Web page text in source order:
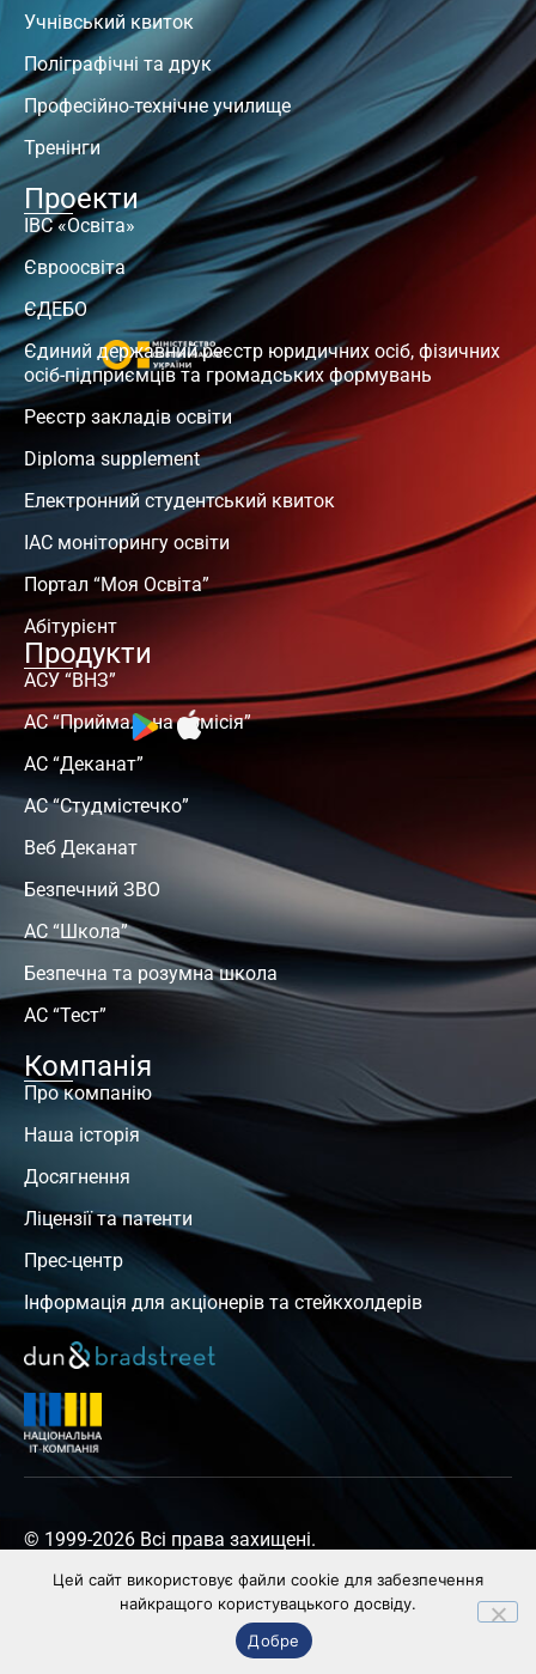
Учнівський квиток
Поліграфічні та друк
Професійно-технічне училище
Тренінги
Проекти
ІВС «Освіта»
Євроосвіта
ЄДЕБО
Єдиний державний реєстр юридичних осіб, фізичних
осіб-підприємців та громадських формувань
Реєстр закладів освіти
Diploma supplement
Електронний студентський квиток
ІАС моніторингу освіти
Портал “Моя Освіта”
Абітурієнт
Продукти
АСУ “ВНЗ”
АС “Приймальна комісія”
АС “Деканат”
АС “Студмістечко”
Веб Деканат
Безпечний ЗВО
АС “Школа”
Безпечна та розумна школа
АС “Тест”
Компанія
Про компанію
Наша історія
Досягнення
Ліцензії та патенти
Прес-центр
Інформація для акціонерів та стейкхолдерів
© 1999-2026 Всі права захищені.
Політика конфіденційності
Цей сайт використовує файли cookie для забезпечення
найкращого користувацького досвіду.
Добре